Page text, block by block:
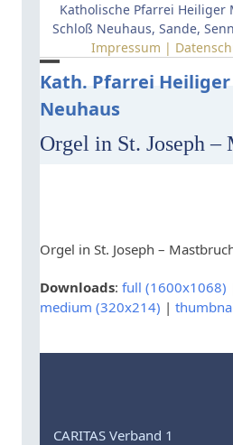
Katholische Pfarrei Heiliger
Schloß Neuhaus, Sande,
Impressum |
Kath. Pfarrei
Neuhaus
Open
mobile
menu
Close
mobile
menu
Orgel in St. Joseph –
Orgel in St. Joseph –
Downloads: full (1600x1068)
medium (320x214) |
CARITAS Verband 1